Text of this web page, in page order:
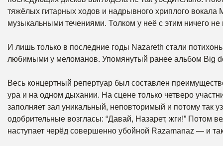
тяжёлых гитарных ходов и надрывного хриплого
музыкальными течениями. Толком у неё с этим ничего
И лишь только в последние годы Nazareth стали
любимыми у меломанов. Упомянутый ранее альбом Big
Весь концертный репертуар был составлен
ура и на одном дыхании. На сцене только четверо
заполняет зал уникальный, неповторимый и потому так
одобрительные возгласы: “Давай, Назарет, жги!” Потом
наступает черёд совершенно убойной Razamanaz — и